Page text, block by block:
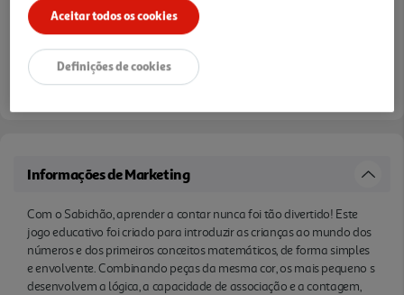
Entrega estimada entre07/08/2026 e 10/08/2026
Informações de Marketing
Com o Sabichão, aprender a contar nunca foi tão divertido! Este
jogo educativo foi criado para introduzir as crianças ao mundo dos
números e dos primeiros conceitos matemáticos, de forma simples
e envolvente. Combinando peças da mesma cor, os mais pequeno s
desenvolvem a lógica, a capacidade de associação e a contagem,
Aceitar todos os cookies
Definições de cookies